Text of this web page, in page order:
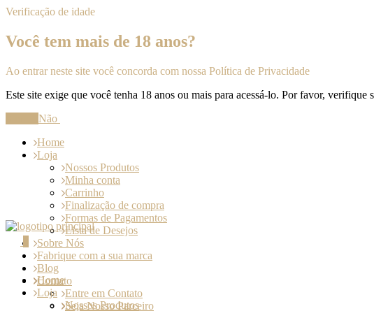
Verificação de idade
Você tem mais de 18 anos?
Ao entrar neste site você concorda com nossa Política de Privacidade
Este site exige que você tenha 18 anos ou mais para acessá-lo. Por favor, verifique
Não
Home
Loja
Nossos Produtos
Minha conta
Carrinho
Finalização de compra
Formas de Pagamentos
Lista de Desejos
Sobre Nós
Fabrique com a sua marca
Blog
Contato
Entre em Contato
Seja Nosso Parceiro
Home
Loja
Nossos Produtos